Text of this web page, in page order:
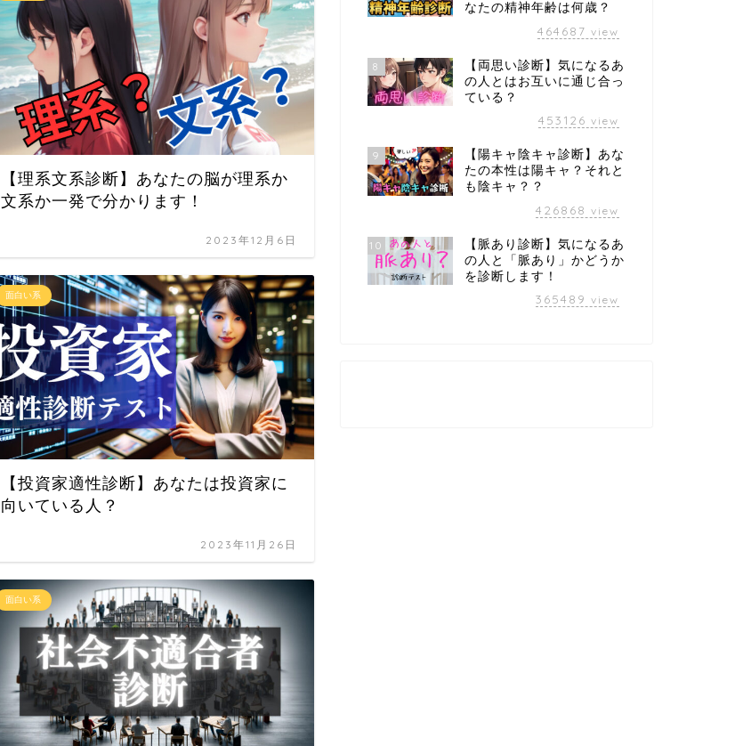
【理系文系診断】あなたの脳が理系か
文系か一発で分かります！
2023年12月6日
面白い系
【投資家適性診断】あなたは投資家に
向いている人？
2023年11月26日
面白い系
なたの精神年齢は何歳？
464687 view
8
【両思い診断】気になるあ
の人とはお互いに通じ合っ
ている？
453126 view
9
【陽キャ陰キャ診断】あな
たの本性は陽キャ？それと
も陰キャ？？
426868 view
10
【脈あり診断】気になるあ
の人と「脈あり」かどうか
を診断します！
365489 view